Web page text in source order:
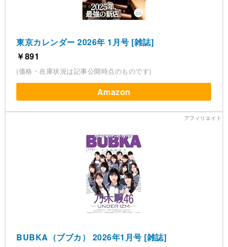
東京カレンダー 2026年 1月号 [雑誌]
￥891
(価格・在庫状況は記事公開時点のものです)
Amazon
BUBKA（ブブカ） 2026年1月号 [雑誌]